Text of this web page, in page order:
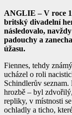
ANGLIE – V roce
britský divadelní
následovalo,
padouchy a
úžasu.
Fiennes, tehdy
ucházel o roli
Schindlerův seznam.
hrozbě – byl
repliky, v místnosti
ochladly a ticho,